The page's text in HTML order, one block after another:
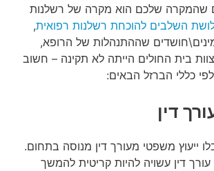
שהמקרה שלכם הוא מקרה של רשלנות
השלבים להוכחת רשלנות רפואית,
שההתנהלות של הרופא,
בית החולים הייתה לא תקינה – חשוב
כללי הברזל הבאים:
דין
ייעוץ משפטי מעורך דין מנוסה בתחום.
דין עשויה להיות קריטית להמשך